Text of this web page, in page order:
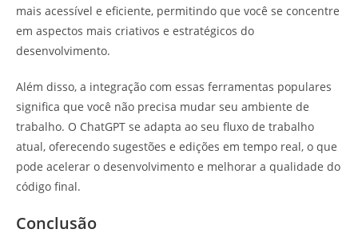
mais acessível e eficiente, permitindo que você se concentre
em aspectos mais criativos e estratégicos do
desenvolvimento.
Além disso, a integração com essas ferramentas populares
significa que você não precisa mudar seu ambiente de
trabalho. O ChatGPT se adapta ao seu fluxo de trabalho
atual, oferecendo sugestões e edições em tempo real, o que
pode acelerar o desenvolvimento e melhorar a qualidade do
código final.
Conclusão